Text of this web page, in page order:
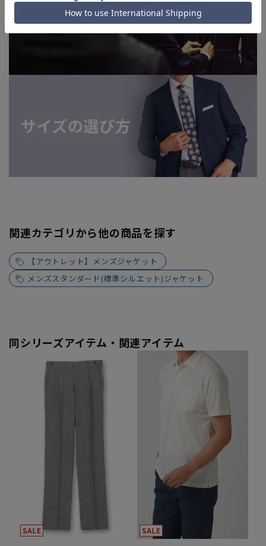
関連カテゴリから他の商品を探す
【アウトレット】メンズジャケット
メンズスタンダード(標準シルエット)ジャケット
同シリーズアイテム・関連アイテム